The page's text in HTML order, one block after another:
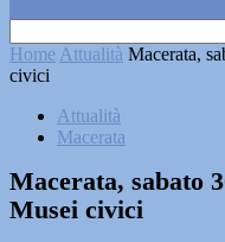
Home Attualità Macerata,
civici
Attualità
Macerata
Macerata, sabato
Musei civici